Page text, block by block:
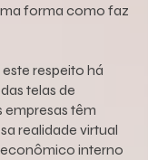
forma como faz
respeito há
telas de
empresas têm
realidade virtual
interno